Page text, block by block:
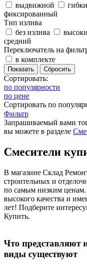
выдвижной
фиксированный
Тип излива
без излива
средний
Переключатель на
в комплекте
Сортировать:
по популярности
по цене
Сортировать по
Фильтр
Запрашиваемый вами
вы можете в разделе
Смесители
В магазине Склад
строительных и
по самым низким
высокого качества и
лет! Подберите
Купить.
Что представляют
виды существуют